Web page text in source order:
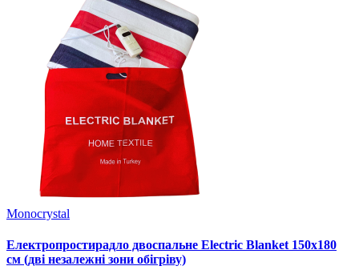
Monocrystal
Електропростирадло двоспальне Electric Blanket 150х180
см (дві незалежні зони обігріву)